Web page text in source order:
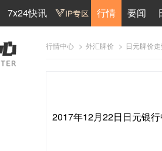
7x24快讯 行情 要闻
行情中心 > 外汇牌价 > 日元牌价
2017年12月22日日元银